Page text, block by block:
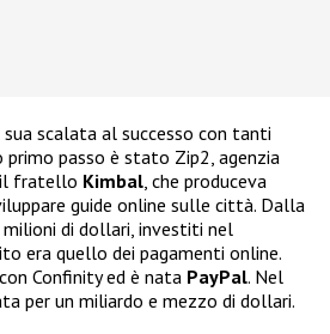
scalata al successo con tanti
passo è stato Zip2, agenzia
il fratello Kimbal , che produceva
guide online sulle città. Dalla
di dollari, investiti nel
era quello dei pagamenti online.
Confinity ed è nata PayPal. Nel
per un miliardo e mezzo di dollari.